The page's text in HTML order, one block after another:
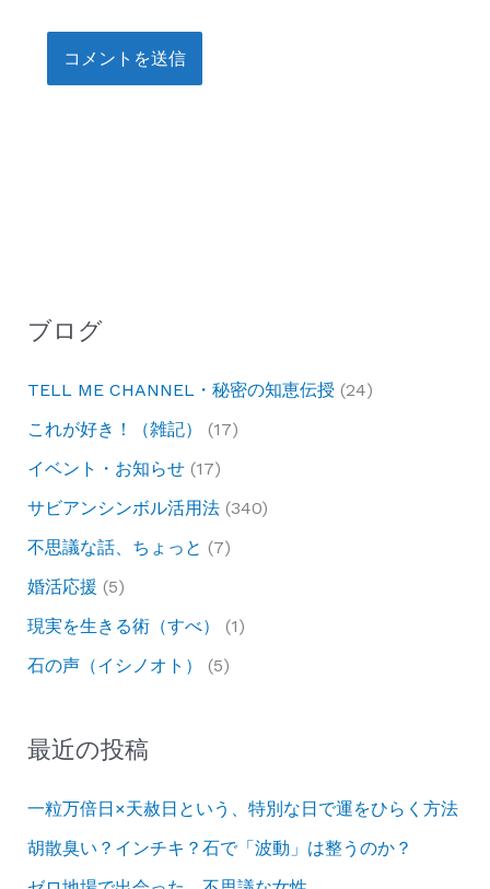
ブログ
TELL ME CHANNEL・秘密の知恵伝授 (24)
これが好き！（雑記）
(17)
イベント・お知らせ(17)
サビアンシンボル活用法(340)
不思議な話、ちょっと (7)
婚活応援 (5)
現実を生きる術（すべ）
(1)
石の声（イシノオト）
(5)
最近の投稿
一粒万倍日×天赦日という、特別な日で運をひらく方法
胡散臭い？インチキ？石で「波動」は整うのか？